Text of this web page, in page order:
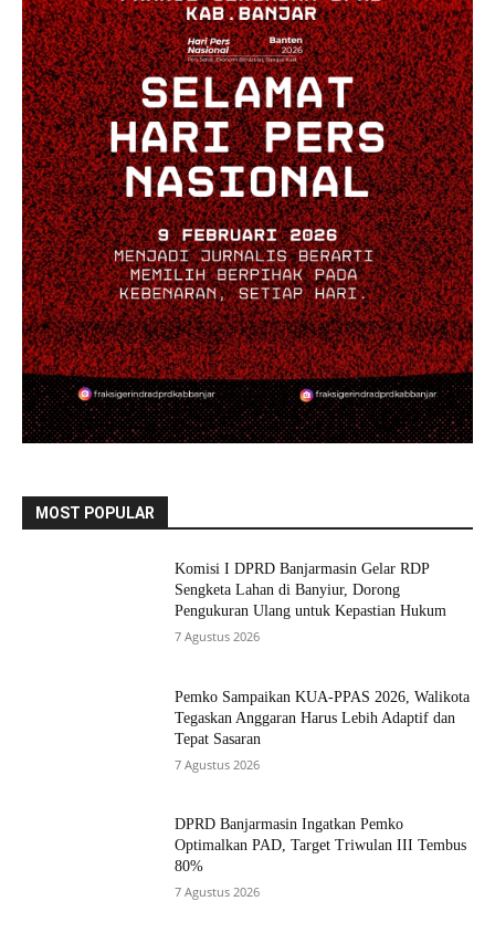
MOST POPULAR
Komisi I DPRD Banjarmasin Gelar RDP
Sengketa Lahan di Banyiur, Dorong
Pengukuran Ulang untuk Kepastian Hukum
7 Agustus 2026
Pemko Sampaikan KUA-PPAS 2026, Walikota
Tegaskan Anggaran Harus Lebih Adaptif dan
Tepat Sasaran
7 Agustus 2026
DPRD Banjarmasin Ingatkan Pemko
Optimalkan PAD, Target Triwulan III Tembus
80%
7 Agustus 2026